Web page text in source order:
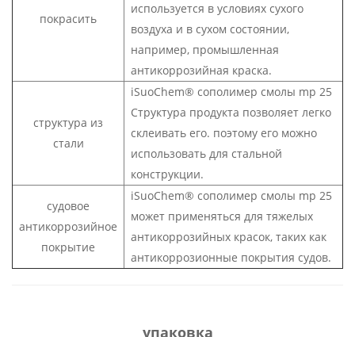
покрасить
используется в условиях сухого
воздуха и в сухом состоянии,
например, промышленная
антикоррозийная краска.
структура из
стали
iSuoChem® сополимер смолы mp 25
Структура продукта позволяет легко
склеивать его. поэтому его можно
использовать для стальной
конструкции.
судовое
антикоррозийное
покрытие
iSuoChem® сополимер смолы mp 25
может применяться для тяжелых
антикоррозийных красок, таких как
антикоррозионные покрытия судов.
упаковка